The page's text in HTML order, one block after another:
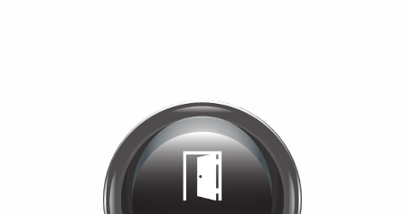
Bienvenue chez
GARAGE
PHILIBERT